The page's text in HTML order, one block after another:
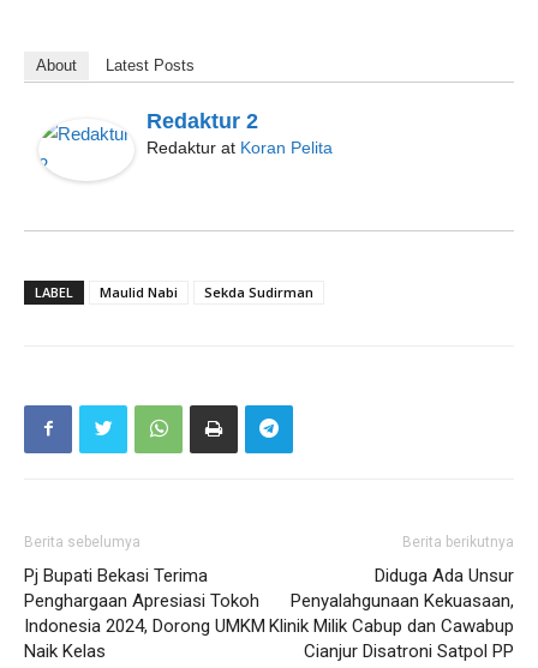
About Latest Posts
Redaktur 2
Redaktur at Koran Pelita
LABEL Maulid Nabi Sekda Sudirman
Berita sebelumya
Pj Bupati Bekasi Terima
Penghargaan Apresiasi Tokoh
Indonesia 2024, Dorong UMKM
Naik Kelas
Berita berikutnya
Diduga Ada Unsur
Penyalahgunaan Kekuasaan,
Klinik Milik Cabup dan Cawabup
Cianjur Disatroni Satpol PP